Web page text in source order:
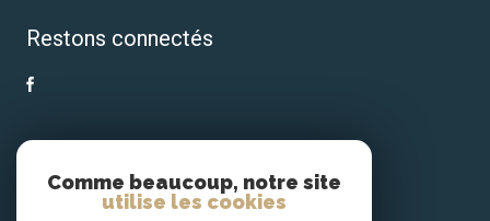
Restons connectés
Nos partenaires
Comme beaucoup, notre site
utilise les cookies